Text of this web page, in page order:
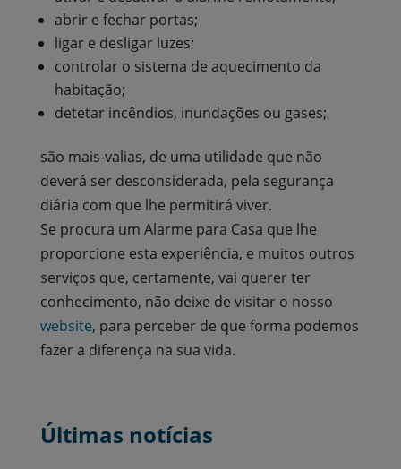
abrir e fechar portas;
ligar e desligar luzes;
controlar o sistema de aquecimento da
habitação;
detetar incêndios, inundações ou gases;
são mais-valias, de uma utilidade que não
deverá ser desconsiderada, pela segurança
diária com que lhe permitirá viver.
Se procura um Alarme para Casa que lhe
proporcione esta experiência, e muitos outros
serviços que, certamente, vai querer ter
conhecimento, não deixe de visitar o nosso
website, para perceber de que forma podemos
fazer a diferença na sua vida.
Últimas notícias